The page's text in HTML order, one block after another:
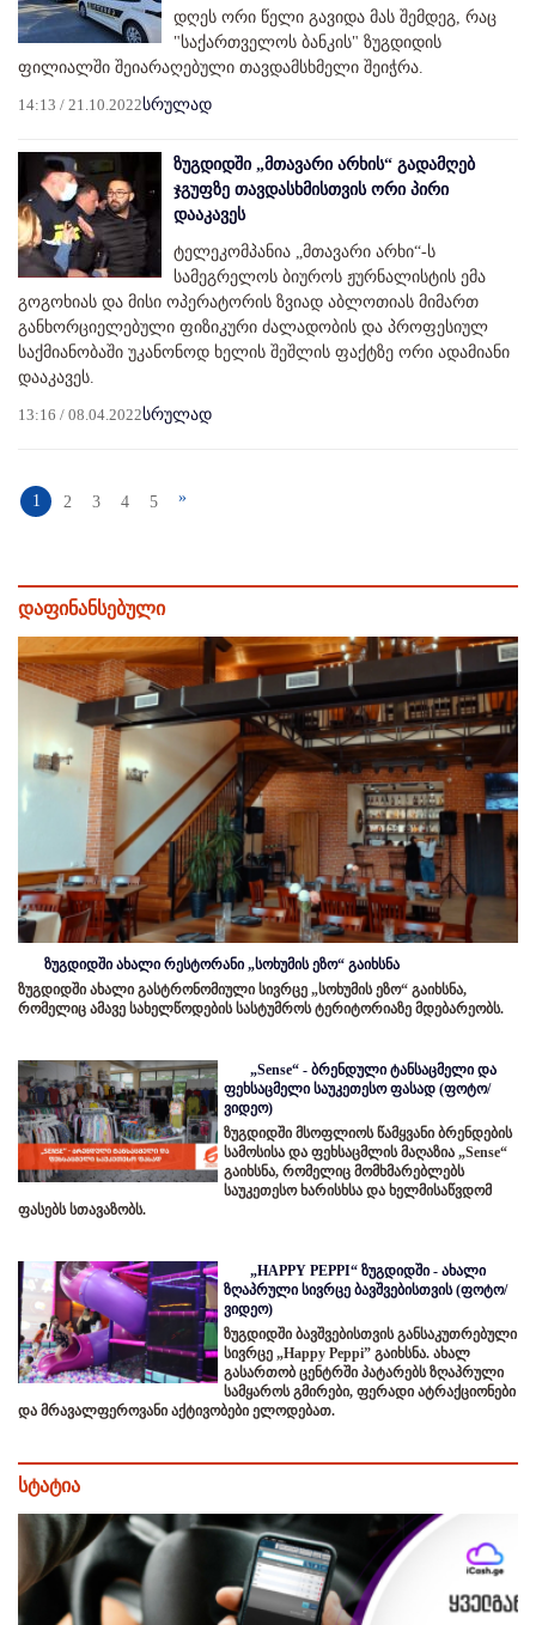
დღეს ორი წელი გავიდა მას შემდეგ, რაც
"საქართველოს ბანკის" ზუგდიდის
ფილიალში შეიარაღებული თავდამსხმელი შეიჭრა.
14:13 / 21.10.2022სრულად
ზუგდიდში „მთავარი არხის“ გადამღებ
ჯგუფზე თავდასხმისთვის ორი პირი
დააკავეს
ტელეკომპანია „მთავარი არხი“-ს
სამეგრელოს ბიუროს ჟურნალისტის ემა
გოგოხიას და მისი ოპერატორის ზვიად აბლოთიას მიმართ
განხორციელებული ფიზიკური ძალადობის და პროფესიულ
საქმიანობაში უკანონოდ ხელის შეშლის ფაქტზე ორი ადამიანი
დააკავეს.
13:16 / 08.04.2022სრულად
1 2 3 4 5 »
დაფინანსებული
ზუგდიდში ახალი რესტორანი „სოხუმის ეზო“ გაიხსნა
ზუგდიდში ახალი გასტრონომიული სივრცე „სოხუმის ეზო“ გაიხსნა,
რომელიც ამავე სახელწოდების სასტუმროს ტერიტორიაზე მდებარეობს.
„Sense“ - ბრენდული ტანსაცმელი და
ფეხსაცმელი საუკეთესო ფასად (ფოტო/
ვიდეო)
ზუგდიდში მსოფლიოს წამყვანი ბრენდების
სამოსისა და ფეხსაცმლის მაღაზია „Sense“
გაიხსნა, რომელიც მომხმარებლებს
საუკეთესო ხარისხსა და ხელმისაწვდომ
ფასებს სთავაზობს.
„HAPPY PEPPI“ ზუგდიდში - ახალი
ზღაპრული სივრცე ბავშვებისთვის (ფოტო/
ვიდეო)
ზუგდიდში ბავშვებისთვის განსაკუთრებული
სივრცე „Happy Peppi” გაიხსნა. ახალ
გასართობ ცენტრში პატარებს ზღაპრული
სამყაროს გმირები, ფერადი ატრაქციონები
და მრავალფეროვანი აქტივობები ელოდებათ.
სტატია